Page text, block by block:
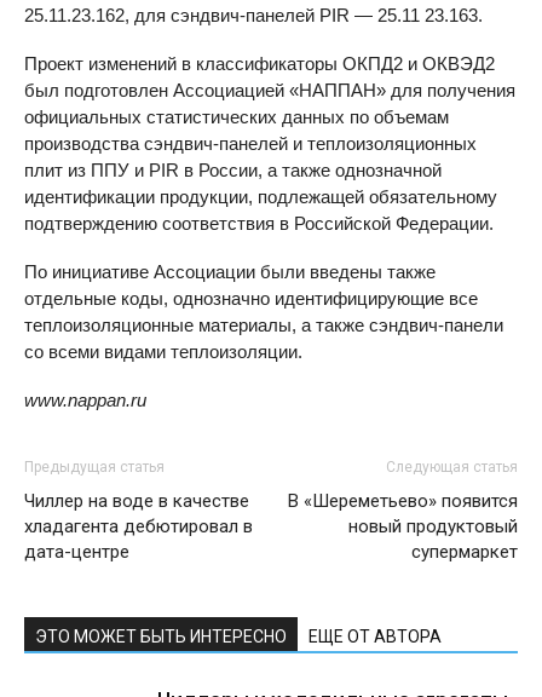
25.11.23.162, для сэндвич-панелей PIR — 25.11 23.163.
Проект изменений в классификаторы ОКПД2 и ОКВЭД2
был подготовлен Ассоциацией «НАППАН» для получения
официальных статистических данных по объемам
производства сэндвич-панелей и теплоизоляционных
плит из ППУ и PIR в России, а также однозначной
идентификации продукции, подлежащей обязательному
подтверждению соответствия в Российской Федерации.
По инициативе Ассоциации были введены также
отдельные коды, однозначно идентифицирующие все
теплоизоляционные материалы, а также сэндвич-панели
со всеми видами теплоизоляции.
www.nappan.ru
Предыдущая статья
Чиллер на воде в качестве
хладагента дебютировал в
дата-центре
Следующая статья
В «Шереметьево» появится
новый продуктовый
супермаркет
ЭТО МОЖЕТ БЫТЬ ИНТЕРЕСНО ЕЩЕ ОТ АВТОРА